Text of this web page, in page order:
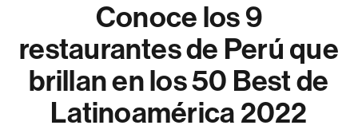
Conoce los 9
restaurantes de Perú que
brillan en los 50 Best de
Latinoamérica 2022